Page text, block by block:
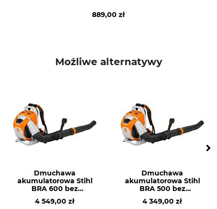
889,00 zł
Możliwe alternatywy
Dmuchawa
akumulatorowa Stihl
BRA 600 bez
akumulatora i
ładowarki
4 549,00 zł
Dmuchawa
akumulatorowa Stihl
BRA 500 bez
akumulatora i
ładowarki
4 349,00 zł